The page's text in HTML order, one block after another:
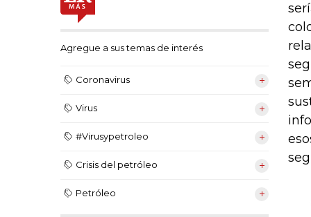
Agregue a sus temas de interés
Coronavirus
Virus
#Virusypetroleo
Crisis del petróleo
Petróleo